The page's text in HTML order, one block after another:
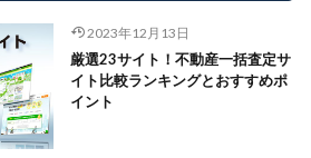
2023年12月13日
厳選23サイト！不動産一括査定サ
イト比較ランキングとおすすめポ
イント